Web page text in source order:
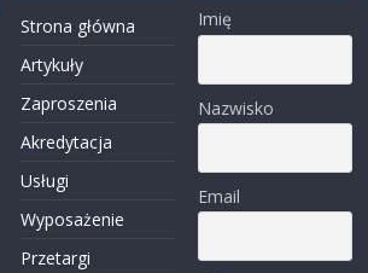
Strona główna
Artykuły
Zaproszenia
Akredytacja
Usługi
Wyposażenie
Przetargi
Imię
Nazwisko
Email